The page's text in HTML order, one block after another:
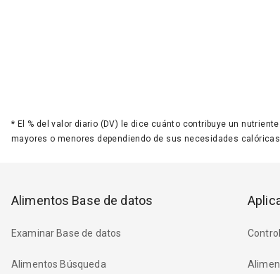
* El % del valor diario (DV) le dice cuánto contribuye un
mayores o menores dependiendo de sus necesidades
Alimentos Base de datos
Examinar Base de datos
Alimentos Búsqueda